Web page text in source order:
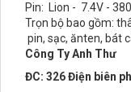
Pin: Lion - 7.4V -
Trọn bộ bao gồm:
pin, sạc, ănten, bát
Công Ty Anh Thư
ĐC: 326 Điện biên